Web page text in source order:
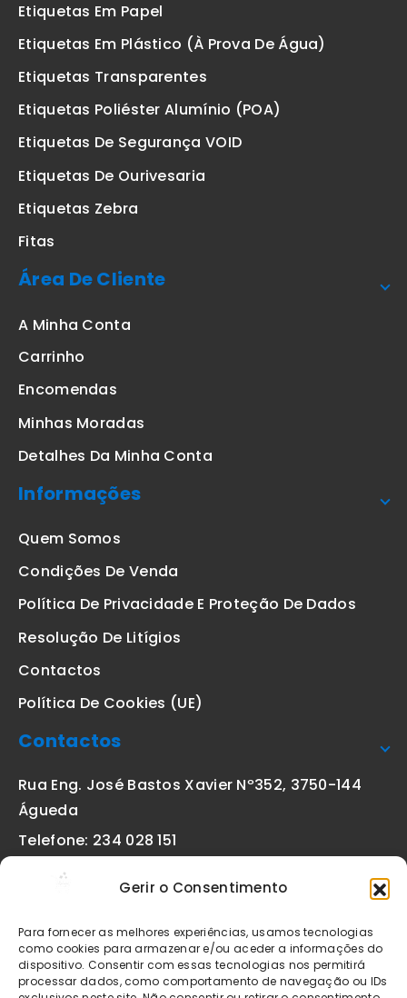
Gerir o Consentimento
Para fornecer as melhores experiências, usamos tecnologias
como cookies para armazenar e/ou aceder a informações do
dispositivo. Consentir com essas tecnologias nos permitirá
processar dados, como comportamento de navegação ou IDs
Etiquetas Em Papel
Etiquetas Em Plástico (à Prova De Água)
Etiquetas Transparentes
Etiquetas Poliéster Alumínio (POA)
Etiquetas De Segurança VOID
Etiquetas De Ourivesaria
Etiquetas Zebra
Fitas
Área De Cliente
A Minha Conta
Carrinho
Encomendas
Minhas Moradas
Detalhes Da Minha Conta
Informações
Quem Somos
Condições De Venda
Política De Privacidade E Proteção De Dados
Resolução De Litígios
Contactos
Política De Cookies (UE)
Contactos
Rua Eng. José Bastos Xavier Nº352, 3750-144
Águeda
Telefone: 234 028 151
geral@etiquetas-online.pt
Os preços indicados incluem IVA à taxa legal em vigor. Todos